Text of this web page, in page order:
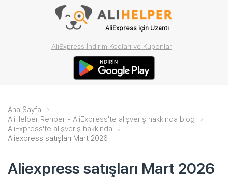
AliExpress için Uzantı
AliExpress İndirim Kodları ve Kuponlar
Ana Sayfa
AliHelper Rehber - AliExpress'te alışveriş hakkında blog
AliExpress'te alışveriş hakkında
Aliexpress satışları Mart 2026
Aliexpress satışları Mart 2026